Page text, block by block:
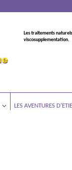
Les traitements
viscosupplementation.
LES AVENTURES